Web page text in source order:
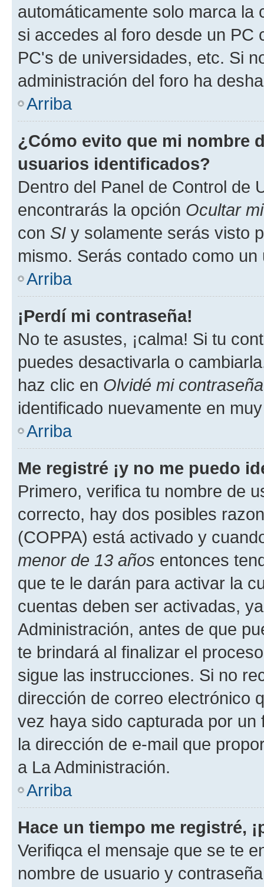
automáticamente solo marca la
si accedes al foro desde un PC
PC's de universidades, etc. Si
administración del foro ha
Arriba
¿Cómo evito que mi nombre
usuarios identificados?
Dentro del Panel de Control de
encontrarás la opción Ocultar
con SI y solamente serás visto
mismo. Serás contado como un
Arriba
¡Perdí mi contraseña!
No te asustes, ¡calma! Si tu
puedes desactivarla o
haz clic en Olvidé mi contraseña
identificado nuevamente en
Arriba
Me registré ¡y no me puedo
Primero, verifica tu nombre de
correcto, hay dos posibles
(COPPA) está activado y
menor de 13 años entonces
que te le darán para activar la
cuentas deben ser activadas,
Administración, antes de que
te brindará al finalizar el
sigue las instrucciones. Si no
dirección de correo electrónico
vez haya sido capturada por
la dirección de e-mail que
a La Administración.
Arriba
Hace un tiempo me registré,
Verifiqca el mensaje que se te
nombre de usuario y